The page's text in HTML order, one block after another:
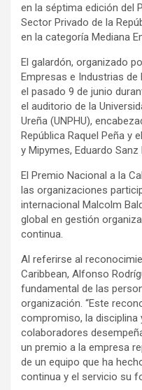
en la séptima edición del
Sector Privado de la
en la categoría Mediana
El galardón, organizado
Empresas e Industrias de
el pasado 9 de junio
el auditorio de la
Ureña (UNPHU),
República Raquel Peña y
y Mipymes, Eduardo Sanz
El Premio Nacional a la
las organizaciones
internacional Malcolm
global en gestión
continua.
Al referirse al
Caribbean, Alfonso
fundamental de las
organización. “Este
compromiso, la disciplina
colaboradores
un premio a la empresa
de un equipo que ha
continua y el servicio su